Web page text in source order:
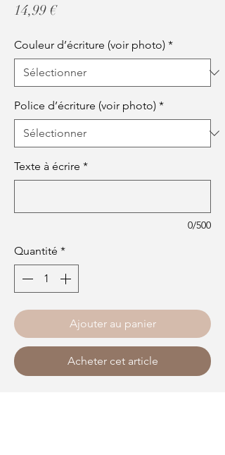
14,99 €Prix
Couleur d’écriture (voir photo) *
Police d’écriture (voir photo) *
Texte à écrire *
0/500
Quantité *
Ajouter au panier
Acheter cet article